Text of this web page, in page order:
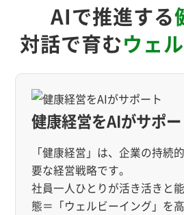
AIで推進する
対話で育むウェ
健康経営をAIがサポ
「健康経営」は、企業の持続
要な経営戦略です。
社員一人ひとりが活き活きと
態＝「ウェルビーイング」を